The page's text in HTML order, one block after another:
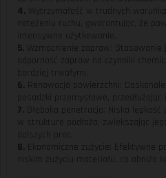
4. Wytrzymałość w trudnych
natężeniu ruchu, gwarantując, że
intensywne użytkowanie.
5. Wzmocnienie zapraw: Stosowanie
odporność zapraw na czynniki
bardziej trwałymi.
6. Renowacja powierzchni:
posadzki przemysłowe, przedłużając
7. Głęboka penetracja: Niska
w strukturę podłoża, zwiększając
dalszych prac.
8. Ekonomiczne zużycie: Efektywne
niskim zużyciu materiału, co obniża